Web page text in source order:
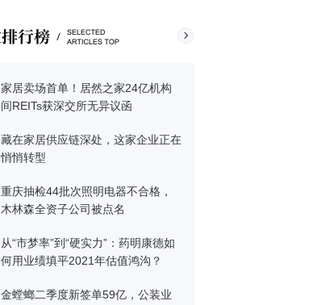
家居卖场首单！居然之家24亿机构
间REITs获深交所无异议函
藏在家居供应链深处，这家企业正在
悄悄转型
重庆抽检44批次照明电器不合格，
木林森全资子公司被点名
从“市梦率”到“硬实力”：药明康德如
何用业绩填平2021年估值鸿沟？
金螳螂二季度新签单59亿，公装业